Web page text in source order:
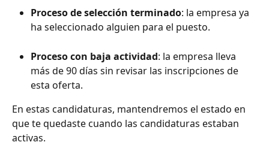
Proceso de selección terminado: la empresa ya
ha seleccionado alguien para el puesto.
Proceso con baja actividad: la empresa lleva
más de 90 días sin revisar las inscripciones de
esta oferta.
En estas candidaturas, mantendremos el estado en
que te quedaste cuando las candidaturas estaban
activas.